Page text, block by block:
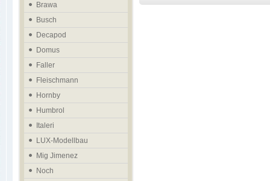
Brawa
Busch
Decapod
Domus
Faller
Fleischmann
Hornby
Humbrol
Italeri
LUX-Modellbau
Mig Jimenez
Noch